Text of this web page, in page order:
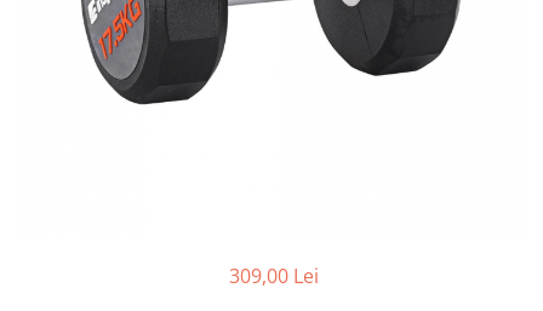
Lenjerii patut 140 x 70 cm
Lenjerie patuturi tineret
Baldachin patut
Biciclete fara pedale
Masinute fara pedale
Karturi si masinute cu pedale
Alte Sporturi
Mingi fitness si medicinale
Scara antrenament
Termometre copii si bebe
309,00 Lei